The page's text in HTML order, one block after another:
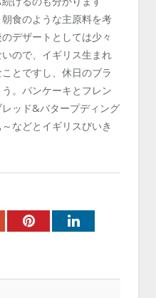
食のような主原料を考
デザートとしては少々
ので、イギリス生まれ
とですし、休日のブラ
。パンケーキとフレン
ッド&バタープディング
などとイギリスびいき
PinterestLinkedIn